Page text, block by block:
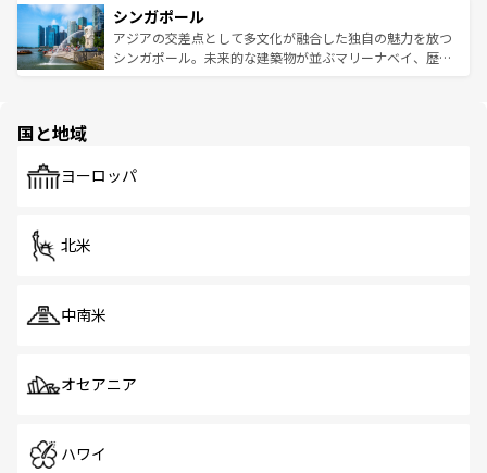
参照してほしい。
激する。気候は一年中温暖で、どの季節にも異なる楽しみ
が待っている。親しみやすいタイの人々、仏教を中心とし
た文化、そして多様な観光資源が、訪れる旅人を魅了し続
み、どこを訪れても感動するはず。観光スポットが密集し
ており、効率よく見どころを回れるのも魅力。息をのむよ
うな絶景から文化的な体験まで、香港を存分に楽しみ尽く
シンガポール
アジアの交差点として多文化が融合した独自の魅力を放つ
シンガポール。未来的な建築物が並ぶマリーナベイ、歴史
で、ホーカーズは地元の風情を楽しめる外せないスポット
国と地域
ヨーロッパ
北米
中南米
オセアニア
ハワイ